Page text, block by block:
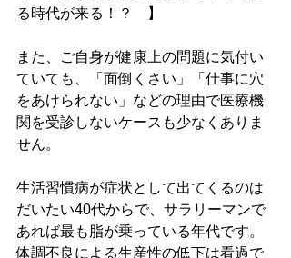
る時代が来る！？　】
また、ご自身が健康上の問題に気付い
ていても、「面倒くさい」「仕事に穴
をあけられない」などの理由で医療機
関を受診しないケースも少なくありま
せん。
生活習慣病が症状として出てくるのは
だいたい40代からで、サラリーマンで
あれば最も脂が乗っている年代です。
体調不良による生産性の低下は看過で